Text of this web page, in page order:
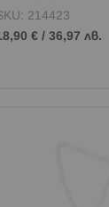
214423
€ /36,97 лв.